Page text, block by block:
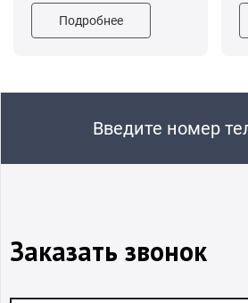
Подробнее
Введите номер
Заказать звонок